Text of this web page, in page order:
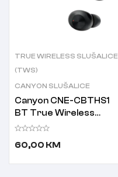
TRUE WIRELESS SLUŠALICE
(TWS)
CANYON SLUŠALICE
Canyon CNE-CBTHS1
BT True Wireless
Bluetooth slušalice sa
CBTHS1W crne
60,00 KM